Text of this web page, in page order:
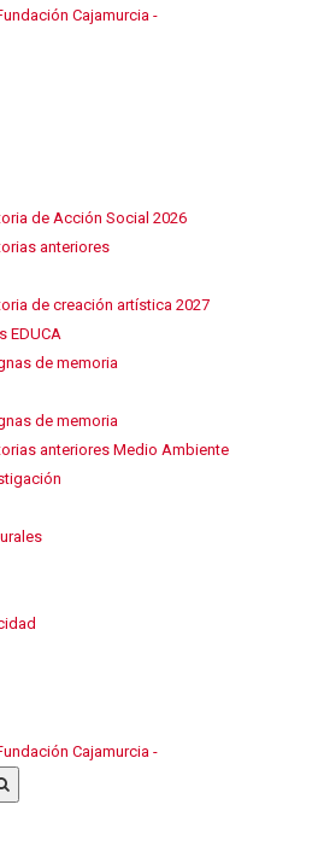
de Acción Social 2026
anteriores
de creación artística 2027
EDUCA
de memoria
de memoria
anteriores Medio Ambiente